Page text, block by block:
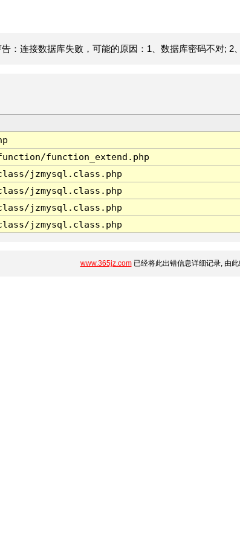
：连接数据库失败，可能的原因：1、数据库密码不对; 2
function_extend.php
jzmysql.class.php
jzmysql.class.php
jzmysql.class.php
jzmysql.class.php
www.365jz.com已经将此出错信息详细记录, 由